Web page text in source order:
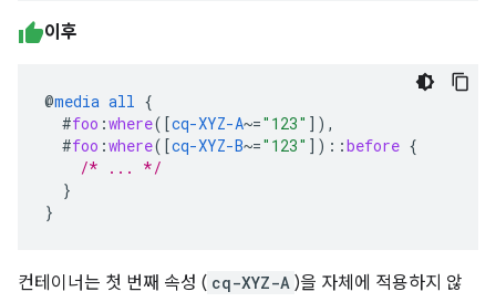
이후
@media all {
#foo :where([cq-XYZ-A~="123" ]),
#foo :where([cq-XYZ-B~="123" ]) ::before {
/* ... */
}
}
컨테이너는 첫 번째 속성 ( cq-XYZ-A )을 자체에 적용하지 않